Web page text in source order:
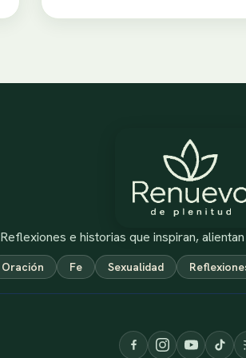
Reflexiones e historias que inspiran,
Oración Fe Sexualidad